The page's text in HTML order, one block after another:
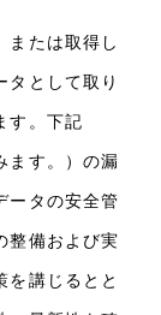
または取得し
タとして取り
す。下記
ます。）の漏
ータの安全管
整備および実
を講じるとと